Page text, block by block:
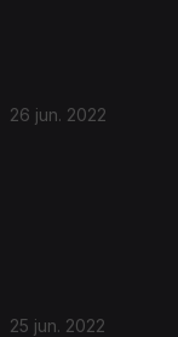
26 jun. 2022
25 jun. 2022